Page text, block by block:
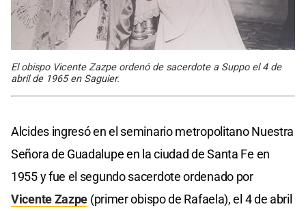
El obispo Vicente Zazpe ordenó de sacerdote a Suppo el 4 de
abril de 1965 en Saguier.
Alcides ingresó en el seminario metropolitano Nuestra
Señora de Guadalupe en la ciudad de Santa Fe en
1955 y fue el segundo sacerdote ordenado por
Vicente Zazpe (primer obispo de Rafaela), el 4 de abril